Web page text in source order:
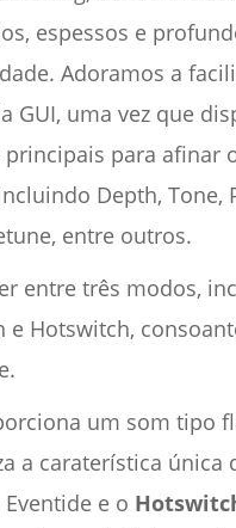
espessos e
Adoramos a
GUI, uma vez que
principais para afinar
Depth, Tone,
entre outros.
entre três modos,
e Hotswitch,
um som tipo
a caraterística única
e o